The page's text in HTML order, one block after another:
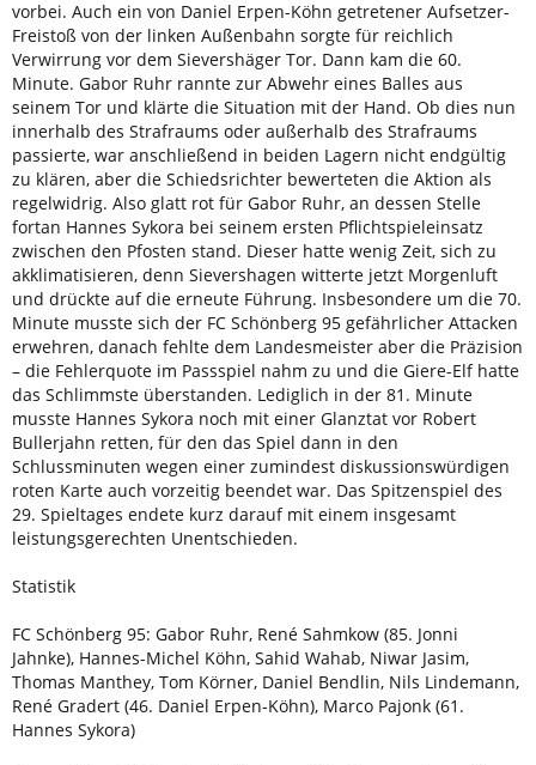
vorbei. Auch ein von Daniel Erpen-Köhn getretener Aufsetzer-
Freistoß von der linken Außenbahn sorgte für reichlich
Verwirrung vor dem Sievershäger Tor. Dann kam die 60.
Minute. Gabor Ruhr rannte zur Abwehr eines Balles aus
seinem Tor und klärte die Situation mit der Hand. Ob dies nun
innerhalb des Strafraums oder außerhalb des Strafraums
passierte, war anschließend in beiden Lagern nicht endgültig
zu klären, aber die Schiedsrichter bewerteten die Aktion als
regelwidrig. Also glatt rot für Gabor Ruhr, an dessen Stelle
fortan Hannes Sykora bei seinem ersten Pflichtspieleinsatz
zwischen den Pfosten stand. Dieser hatte wenig Zeit, sich zu
akklimatisieren, denn Sievershagen witterte jetzt Morgenluft
und drückte auf die erneute Führung. Insbesondere um die 70.
Minute musste sich der FC Schönberg 95 gefährlicher Attacken
erwehren, danach fehlte dem Landesmeister aber die Präzision
– die Fehlerquote im Passspiel nahm zu und die Giere-Elf hatte
das Schlimmste überstanden. Lediglich in der 81. Minute
musste Hannes Sykora noch mit einer Glanztat vor Robert
Bullerjahn retten, für den das Spiel dann in den
Schlussminuten wegen einer zumindest diskussionswürdigen
roten Karte auch vorzeitig beendet war. Das Spitzenspiel des
29. Spieltages endete kurz darauf mit einem insgesamt
leistungsgerechten Unentschieden.
Statistik
FC Schönberg 95: Gabor Ruhr, René Sahmkow (85. Jonni
Jahnke), Hannes-Michel Köhn, Sahid Wahab, Niwar Jasim,
Thomas Manthey, Tom Körner, Daniel Bendlin, Nils Lindemann,
René Gradert (46. Daniel Erpen-Köhn), Marco Pajonk (61.
Hannes Sykora)